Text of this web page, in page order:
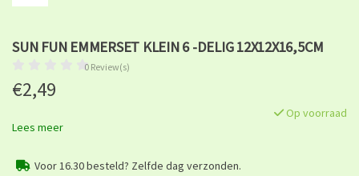
SUN FUN EMMERSET KLEIN 6 -DELIG 12X12X16,5CM
0 Review(s)
€2,49
Op voorraad
Lees meer
Voor 16.30 besteld? Zelfde dag verzonden.